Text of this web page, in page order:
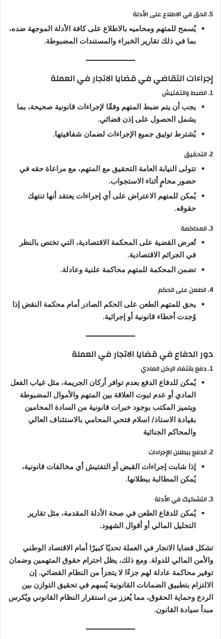
5. الحق في الاطلاع على الأدلة
يُسمح للمتهم ومحاميه بالاطلاع على كافة الأدلة الموجهة ضده،
بما في ذلك تقارير الخبراء والمستندات المضبوطة.
إجراءات التقاضي في قضايا الاتجار في العملة
1. الضبط والتفتيش
يجب أن يتم ضبط المتهم وفقًا لإجراءات قانونية صحيحة، بما
يشمل الحصول على إذن قضائي.
يُشترط توثيق جميع الإجراءات لضمان شفافيتها.
2. التحقيق
تتولى النيابة العامة التحقيق مع المتهم، مع مراعاة حقه في
حضور محامٍ أثناء الاستجواب.
يُمكن للمتهم الاعتراض على أي إجراءات يعتقد أنها تنتهك
حقوقه.
3. المحاكمة
تُعرض القضية على المحكمة الاقتصادية، التي تختص بالنظر
في الجرائم الاقتصادية.
تضمن المحكمة للمتهم محاكمة علنية وعادلة.
4. الطعن على الحكم
يحق للمتهم الطعن على الحكم الصادر أمام محكمة النقض إذا
وُجدت أخطاء قانونية أو إجرائية.
دور الدفاع في قضايا الاتجار في العملة
1. دفع بانتفاء الركن المادي
يُمكن للدفاع الدفع بعدم توافر أركان الجريمة، مثل غياب الفعل
المادي أو عدم ثبوت العلاقة بين المتهم والأموال المضبوطة
ويتميز المكتب بوجود خبرات قانونية من السادة المحامين
بقيادة الاستاذ/ اسلام فتحي المحامي بالاستئناف العالي
والمحاكم الجنائية
2. الدفع ببطلان الإجراءات
إذا شابت إجراءات القبض أو التفتيش أي مخالفات قانونية،
يُمكن المطالبة ببطلانها.
3. التشكيك في الأدلة
يُمكن للدفاع الطعن في صحة الأدلة المقدمة، مثل تقارير
التحليل المالي أو أقوال الشهود.
تشكل قضايا الاتجار في العملة تحديًا كبيرًا أمام الاقتصاد الوطني
والأمن المالي للدولة. ومع ذلك، يظل احترام حقوق المتهمين وضمان
توفير محاكمة عادلة لهم جزءًا لا يتجزأ من النظام القضائي. إن
الالتزام بتطبيق الضمانات القانونية يُسهم في تحقيق التوازن بين
الردع وحماية الحقوق، مما يُعزز من استقرار النظام القانوني ويُكرس
مبدأ سيادة القانون.